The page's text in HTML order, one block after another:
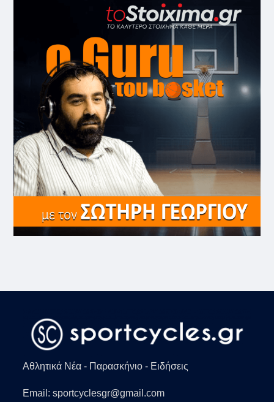
Αθλητικά Νέα - Παρασκήνιο - Ειδήσεις
Email: sportcyclesgr@gmail.com